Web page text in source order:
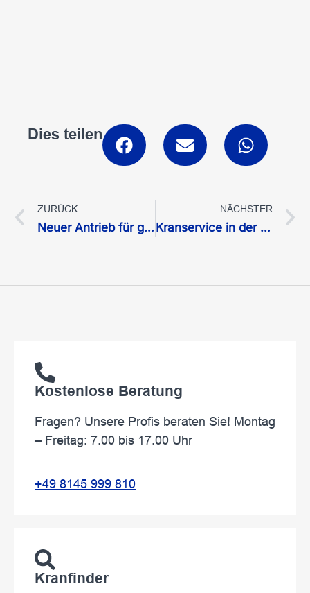
Dies teilen
ZURÜCK
Neuer Antrieb für grüne Energie
NÄCHSTER
Kranservice in der Nacht
Kostenlose Beratung
Fragen? Unsere Profis beraten Sie! Montag
– Freitag: 7.00 bis 17.00 Uhr
+49 8145 999 810
Kranfinder